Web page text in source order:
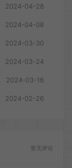
2024-04-28
2024-04-08
2024-03-30
2024-03-24
2024-03-16
2024-02-26
暂无评论